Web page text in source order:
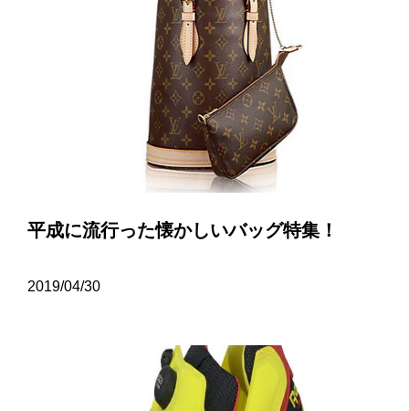
平成に流行った懐かしいバッグ特集！
2019/04/30